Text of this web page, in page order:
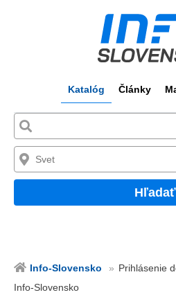
Katalóg Články
Hľadať
Info-Slovensko
Prihlásenie
Info-Slovensko